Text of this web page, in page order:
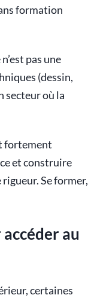
formation
pas une
(dessin,
secteur où la
fortement
et construire
Se former,
au
certaines